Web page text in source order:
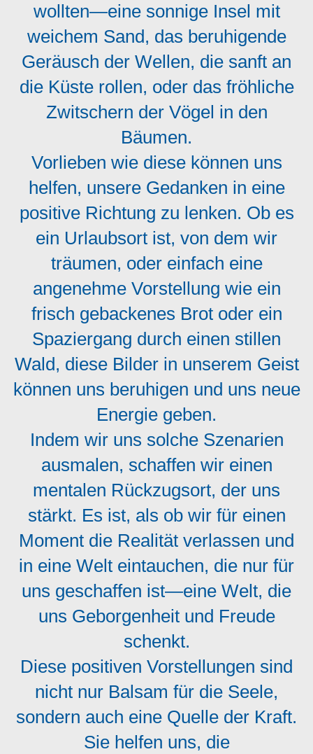
wollten—eine sonnige Insel mit
weichem Sand, das beruhigende
Geräusch der Wellen, die sanft an
die Küste rollen, oder das fröhliche
Zwitschern der Vögel in den
Bäumen.
Vorlieben wie diese können uns
helfen, unsere Gedanken in eine
positive Richtung zu lenken. Ob es
ein Urlaubsort ist, von dem wir
träumen, oder einfach eine
angenehme Vorstellung wie ein
frisch gebackenes Brot oder ein
Spaziergang durch einen stillen
Wald, diese Bilder in unserem Geist
können uns beruhigen und uns neue
Energie geben.
Indem wir uns solche Szenarien
ausmalen, schaffen wir einen
mentalen Rückzugsort, der uns
stärkt. Es ist, als ob wir für einen
Moment die Realität verlassen und
in eine Welt eintauchen, die nur für
uns geschaffen ist—eine Welt, die
uns Geborgenheit und Freude
schenkt.
Diese positiven Vorstellungen sind
nicht nur Balsam für die Seele,
sondern auch eine Quelle der Kraft.
Sie helfen uns, die